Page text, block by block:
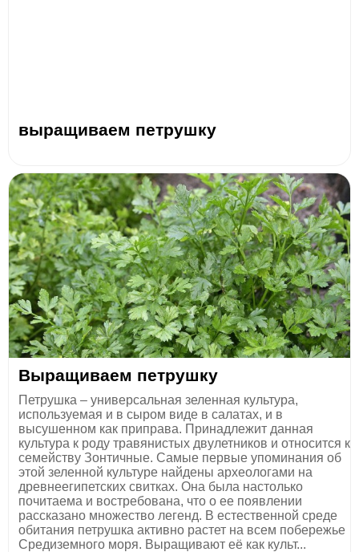
выращиваем петрушку
Выращиваем петрушку
Петрушка – универсальная зеленная культура,
используемая и в сыром виде в салатах, и в
высушенном как приправа. Принадлежит данная
культура к роду травянистых двулетников и относится к
семейству Зонтичные. Самые первые упоминания об
этой зеленной культуре найдены археологами на
древнеегипетских свитках. Она была настолько
почитаема и востребована, что о ее появлении
рассказано множество легенд. В естественной среде
обитания петрушка активно растет на всем побережье
Средиземного моря. Выращивают её как культ...